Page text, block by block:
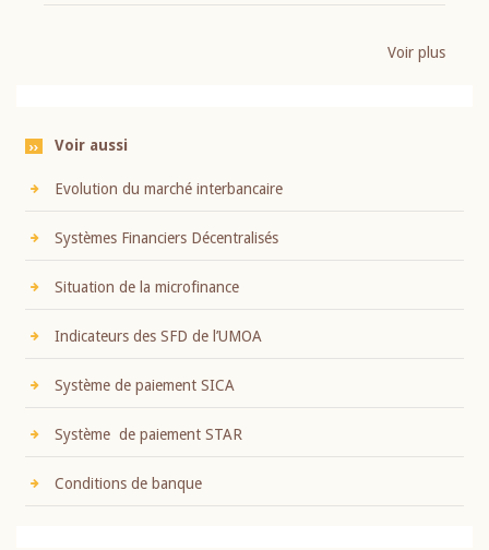
Voir plus
Voir aussi
Evolution du marché interbancaire
Systèmes Financiers Décentralisés
Situation de la microfinance
Indicateurs des SFD de l’UMOA
Système de paiement SICA
Système de paiement STAR
Conditions de banque